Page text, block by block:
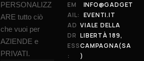
PERSONALIZZ
ARE tutto ciò
che vuoi per
AZIENDE e
PRIVATI.
EM
AIL:
INFO@GADGET
EVENTI.IT
AD
DR
ESS
:
VIALE DELLA
LIBERTÀ 189,
CAMPAGNA(SA
)